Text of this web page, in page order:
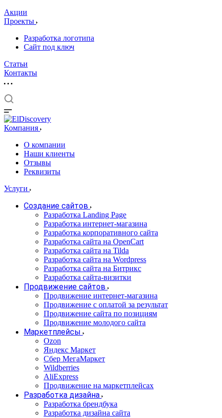
Акции
Проекты
Разработка логотипа
Сайт под ключ
Статьи
Контакты
Компания
О компании
Наши клиенты
Отзывы
Реквизиты
Услуги
Создание сайтов
Разработка Landing Page
Разработка интернет-магазина
Разработка корпоративного сайта
Разработка сайта на OpenCart
Разработка сайта на Tilda
Разработка сайта на Wordpress
Разработка сайта на Битрикс
Разработка сайта-визитки
Продвижение сайтов
Продвижение интернет-магазина
Продвижение с оплатой за результат
Продвижение сайта по позициям
Продвижение молодого сайта
Маркетплейсы
Ozon
Яндекс Маркет
Сбер МегаМаркет
Wildberries
AliExpress
Продвижение на маркетплейсах
Разработка дизайна
Разработка брендбука
Разработка дизайна сайта